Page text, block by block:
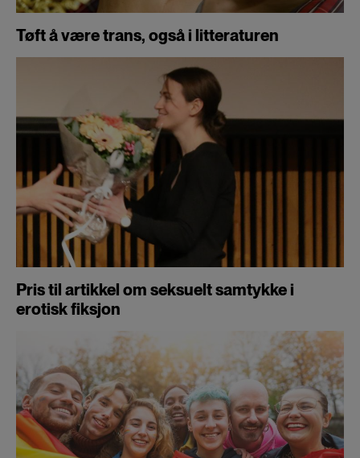
Tøft å være trans, også i litteraturen
Pris til artikkel om seksuelt samtykke i
erotisk fiksjon